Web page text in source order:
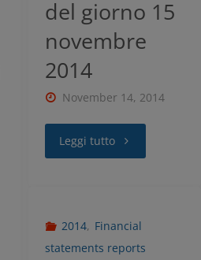
del giorno 15
novembre
2014
November 14, 2014
Leggi tutto
2014, Financial
statements reports